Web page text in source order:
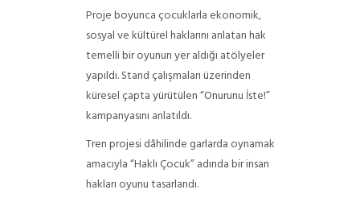
Proje boyunca çocuklarla ekonomik,
sosyal ve kültürel haklarını anlatan hak
temelli bir oyunun yer aldığı atölyeler
yapıldı. Stand çalışmaları üzerinden
küresel çapta yürütülen “Onurunu İste!”
kampanyasını anlatıldı.
Tren projesi dâhilinde garlarda oynamak
amacıyla “Haklı Çocuk” adında bir insan
hakları oyunu tasarlandı.